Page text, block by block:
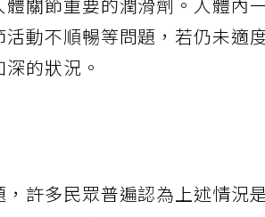
關節重要的潤滑劑。人體內
動不順暢等問題，若仍未適
的狀況。
許多民眾普遍認為上述情況